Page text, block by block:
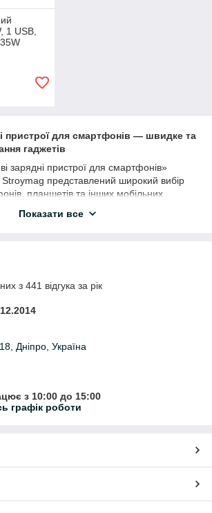
1 USB,
пристрої для смартфонів — швидке та
гаджетів
зарядні пристрої для смартфонів»
Stroymag представлений широкий вибір
планшетів та інших мобільних
пристрої та універсальні блоки
смартфона вдома, в офісі або під
категорію «Мережеві
для смартфонів
для iPhone
адаптери
Показати все
з 441 відгука за рік
Дніпро, Україна
з 10:00 до 15:00
графік роботи